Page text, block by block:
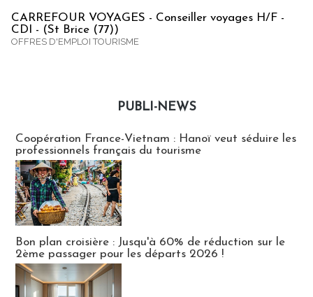
CARREFOUR VOYAGES - Conseiller voyages H/F -
CDI - (St Brice (77))
OFFRES D'EMPLOI TOURISME
PUBLI-NEWS
Coopération France-Vietnam : Hanoï veut séduire les
professionnels français du tourisme
Bon plan croisière : Jusqu'à 60% de réduction sur le
2ème passager pour les départs 2026 !